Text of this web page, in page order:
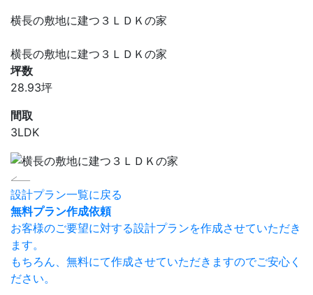
横長の敷地に建つ３ＬＤＫの家
横長の敷地に建つ３ＬＤＫの家
坪数
28.93坪
間取
3LDK
設計プラン一覧に戻る
無料プラン作成依頼
お客様のご要望に対する設計プランを作成させていただき
ます。
もちろん、無料にて作成させていただきますのでご安心く
ださい。